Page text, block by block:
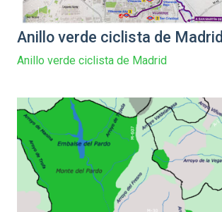
Anillo verde ciclista de Madrid
Anillo verde ciclista de Madrid